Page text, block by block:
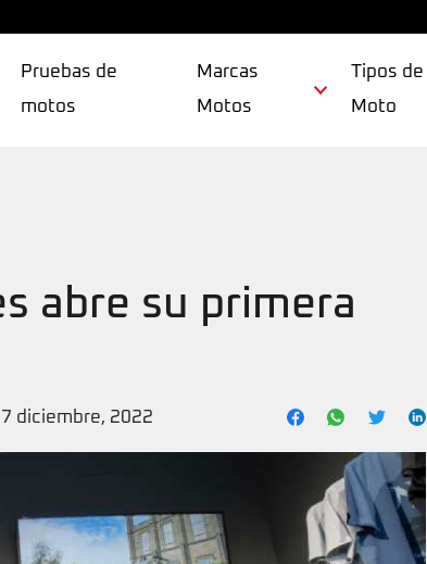
Pruebas de
motos
Marcas
Motos
Tipos de
Moto
abre su primera
diciembre, 2022